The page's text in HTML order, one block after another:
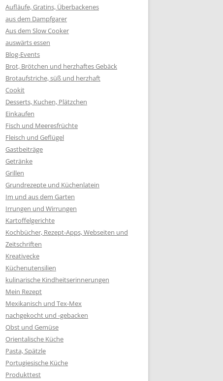
Aufläufe, Gratins, Überbackenes
aus dem Dampfgarer
Aus dem Slow Cooker
auswärts essen
Blog-Events
Brot, Brötchen und herzhaftes Gebäck
Brotaufstriche, süß und herzhaft
Cookit
Desserts, Kuchen, Plätzchen
Einkaufen
Fisch und Meeresfrüchte
Fleisch und Geflügel
Gastbeiträge
Getränke
Grillen
Grundrezepte und Küchenlatein
Im und aus dem Garten
Irrungen und Wirrungen
Kartoffelgerichte
Kochbücher, Rezept-Apps, Webseiten und
Zeitschriften
Kreativecke
Küchenutensilien
kulinarische Kindheitserinnerungen
Mein Rezept
Mexikanisch und Tex-Mex
nachgekocht und -gebacken
Obst und Gemüse
Orientalische Küche
Pasta, Spätzle
Portugiesische Küche
Produkttest